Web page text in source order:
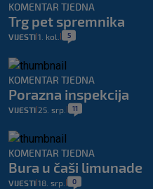
KOMENTAR TJEDNA
Trg pet spremnika
VIJESTI 1. kol. 5
KOMENTAR TJEDNA
Porazna inspekcija
VIJESTI 25. srp. 11
KOMENTAR TJEDNA
Bura u čaši limunade
VIJESTI 18. srp. 0